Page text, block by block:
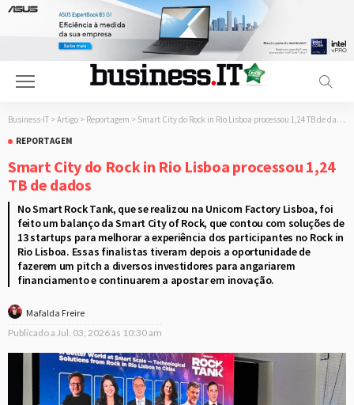
Business-IT > Artigo > Reportagem > Smart City do Rock in Rio Lisboa processou 1,24 TB de dados
REPORTAGEM
Smart City do Rock in Rio Lisboa processou 1,24
TB de dados
No Smart Rock Tank, que se realizou na Unicorn Factory Lisboa, foi
feito um balanço da Smart City of Rock, que contou com soluções de
13 startups para melhorar a experiência dos participantes no Rock in
Rio Lisboa. Essas finalistas tiveram depois a oportunidade de
fazerem um pitch a diversos investidores para angariarem
financiamento e continuarem a apostar em inovação.
Mafalda Freire
Publicado a Jul. 03, 2026 às 10:30 am